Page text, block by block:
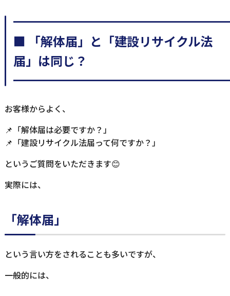
■ 「解体届」と「建設リサイクル法
届」は同じ？
お客様からよく、
📌「解体届は必要ですか？」
📌「建設リサイクル法届って何ですか？」
というご質問をいただきます😊
実際には、
「解体届」
という言い方をされることも多いですが、
一般的には、